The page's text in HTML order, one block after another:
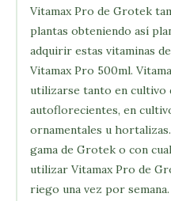
Vitamax Pro de Grotek
plantas obteniendo así
adquirir estas vitaminas
Vitamax Pro 500ml.
utilizarse tanto en cultivo
autoflorecientes, en
ornamentales u
gama de Grotek o con
utilizar Vitamax Pro de
riego una vez por